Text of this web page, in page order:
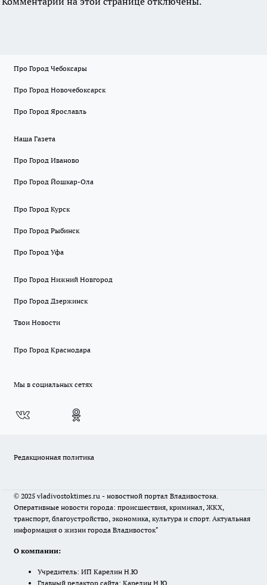
Про Город Чебоксары
Про Город Новочебоксарск
Про Город Ярославль
Наша Газета
Про Город Иваново
Про Город Йошкар-Ола
Про Город Курск
Про Город Рыбинск
Про Город Уфа
Про Город Нижний Новгород
Про Город Дзержинск
Твои Новости
Про Город Краснодара
Мы в социальных сетях
Редакционная политика
© 2025 vladivostoktimes.ru - новостной портал Владивостока.
Оперативные новости города: происшествия, криминал, ЖКХ,
транспорт, благоустройство, экономика, культура и спорт. Актуальная
информация о жизни города Владивосток"
О компании:
Учредитель: ИП Карелин Н.Ю
Главный редактор сайта: Карелин Н.Ю.